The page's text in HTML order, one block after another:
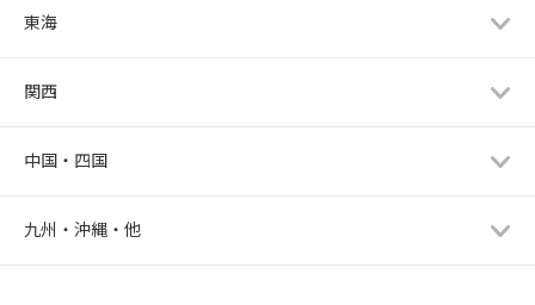
東海
関西
中国・四国
九州・沖縄・他